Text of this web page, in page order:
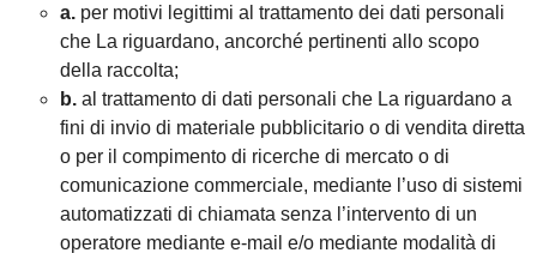
a. per motivi legittimi al trattamento dei dati personali
che La riguardano, ancorché pertinenti allo scopo
della raccolta;
b. al trattamento di dati personali che La riguardano a
fini di invio di materiale pubblicitario o di vendita diretta
o per il compimento di ricerche di mercato o di
comunicazione commerciale, mediante l’uso di sistemi
automatizzati di chiamata senza l’intervento di un
operatore mediante e-mail e/o mediante modalità di